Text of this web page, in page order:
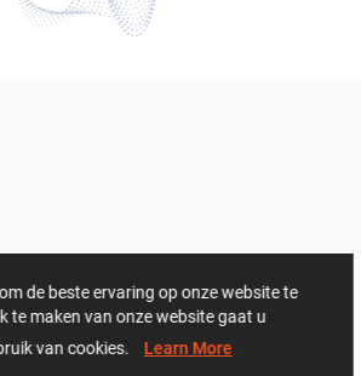
de beste ervaring op onze website te
te maken van onze website gaat u
van cookies. Learn More